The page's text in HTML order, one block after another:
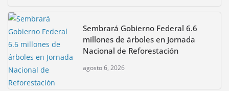
Sembrará Gobierno Federal 6.6
millones de árboles en Jornada
Nacional de Reforestación
agosto 6, 2026